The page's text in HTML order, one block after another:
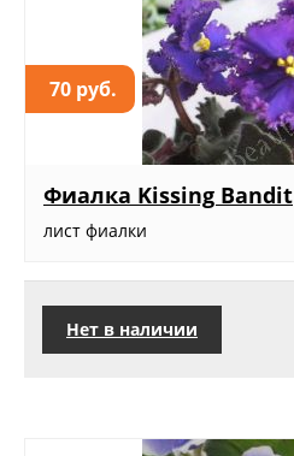
70 руб.
Фиалка Kissing Bandit
лист фиалки
Нет в наличии